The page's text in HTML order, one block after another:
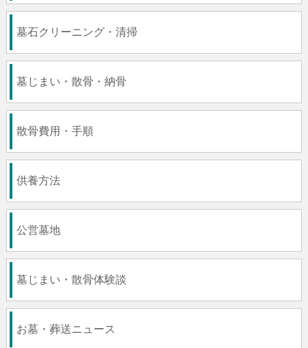
墓石クリーニング・清掃
墓じまい・散骨・納骨
散骨費用・手順
供養方法
公営墓地
墓じまい・散骨体験談
お墓・葬送ニュース